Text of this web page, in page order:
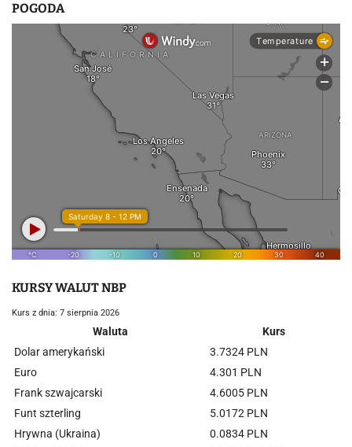
POGODA
KURSY WALUT NBP
Kurs z dnia: 7 sierpnia 2026
Waluta
Kurs
Dolar amerykański
3.7324 PLN
Euro
4.301 PLN
Frank szwajcarski
4.6005 PLN
Funt szterling
5.0172 PLN
Hrywna (Ukraina)
0.0834 PLN